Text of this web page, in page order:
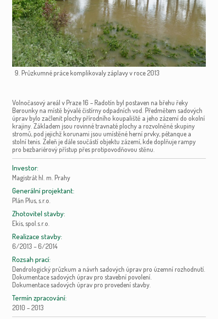
9. Průzkumné práce komplikovaly záplavy v roce 2013
Volnočasový areál v Praze 16 – Radotín byl postaven na břehu řeky
Berounky na místě bývalé čistírny odpadních vod. Předmětem sadových
úprav bylo začlenit plochy přírodního koupaliště a jeho zázemí do okolní
krajiny. Základem jsou rovinné travnaté plochy a rozvolněné skupiny
stromů, pod jejichž korunami jsou umístěné herní prvky, pétanque a
stolní tenis. Zeleň je dále součástí objektu zázemí, kde doplňuje rampy
pro bezbariérový přístup přes protipovodňovou stěnu.
Investor:
Magistrát hl. m. Prahy
Generální projektant:
Plán Plus, s.r.o.
Zhotovitel stavby:
Ekis, spol.s.r.o.
Realizace stavby:
6/2013 – 6/2014
Rozsah prací:
Dendrologický průzkum a návrh sadových úprav pro územní rozhodnutí.
Dokumentace sadových úprav pro stavební povolení.
Dokumentace sadových úprav pro provedení stavby.
Termín zpracování:
2010 – 2013